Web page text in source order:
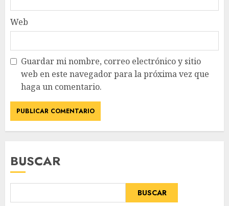
Web
Guardar mi nombre, correo electrónico y sitio
web en este navegador para la próxima vez que
haga un comentario.
BUSCAR
BUSCAR